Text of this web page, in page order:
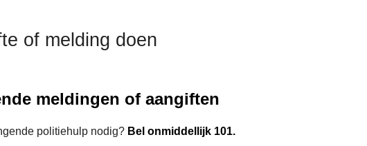
of melding doen
meldingen of aangiften
politiehulp nodig? Bel onmiddellijk 101.